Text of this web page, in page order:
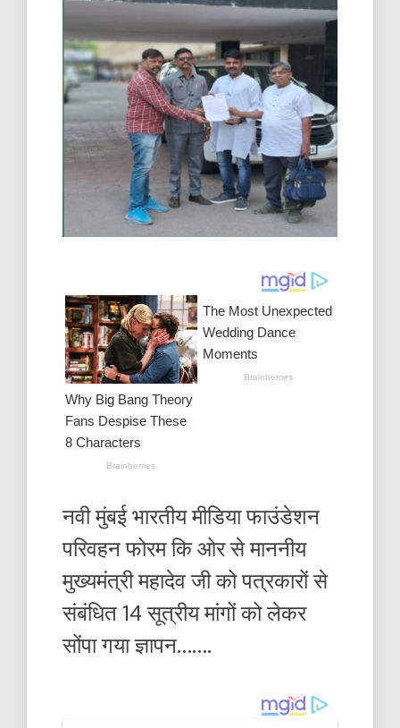
नवी मुंबई भारतीय मीडिया फाउंडेशन
परिवहन फोरम कि ओर से माननीय
मुख्यमंत्री महादेव जी को पत्रकारों से
संबंधित 14 सूत्रीय मांगों को लेकर
सोंपा गया ज्ञापन…….